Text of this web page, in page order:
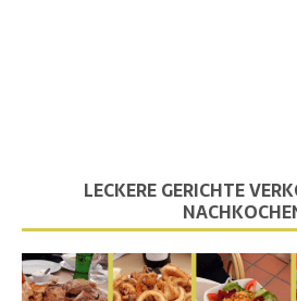
LECKERE GERICHTE